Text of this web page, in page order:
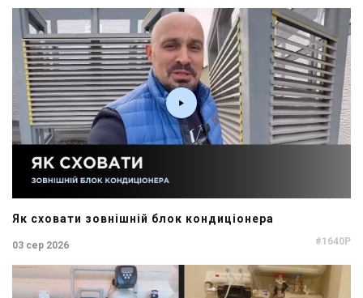
Як сховати зовнішній блок кондиціонера
03 сер 2026 #1640P